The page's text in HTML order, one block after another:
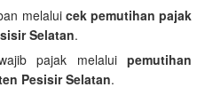
melalui cek pemutihan pajak
Selatan.
pajak melalui pemutihan
Pesisir Selatan.